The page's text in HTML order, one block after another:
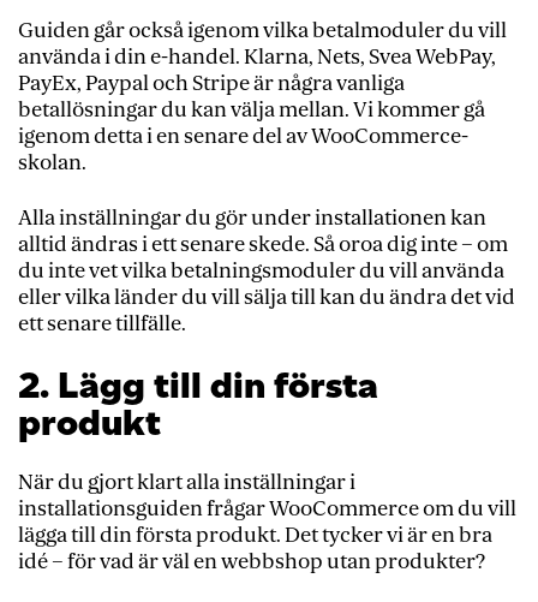
Guiden går också igenom vilka betalmoduler du vill
använda i din e-handel. Klarna, Nets, Svea WebPay,
PayEx, Paypal och Stripe är några vanliga
betallösningar du kan välja mellan. Vi kommer gå
igenom detta i en senare del av WooCommerce-
skolan.
Alla inställningar du gör under installationen kan
alltid ändras i ett senare skede. Så oroa dig inte – om
du inte vet vilka betalningsmoduler du vill använda
eller vilka länder du vill sälja till kan du ändra det vid
ett senare tillfälle.
2. Lägg till din första
produkt
När du gjort klart alla inställningar i
installationsguiden frågar WooCommerce om du vill
lägga till din första produkt. Det tycker vi är en bra
idé – för vad är väl en webbshop utan produkter?